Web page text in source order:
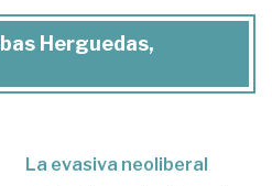
Herguedas,
La evasiva neoliberal